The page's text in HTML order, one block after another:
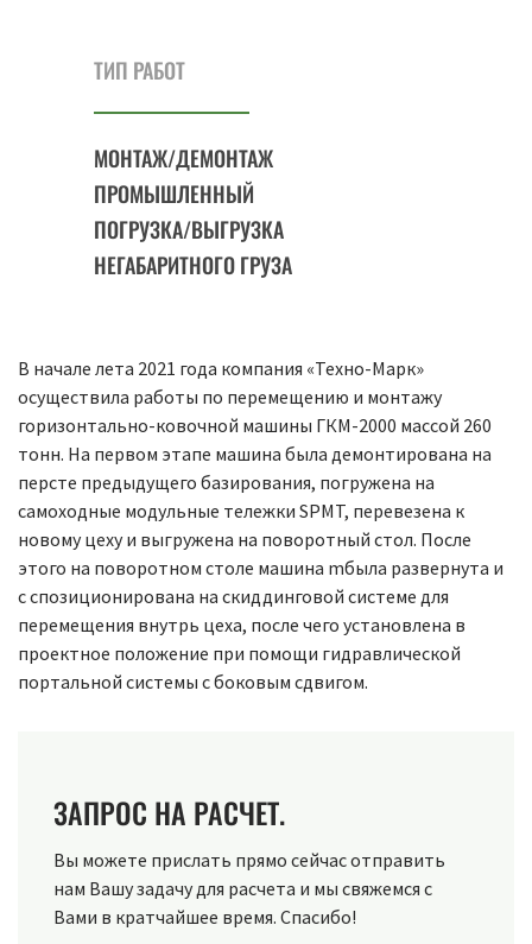
ТИП РАБОТ
МОНТАЖ/ДЕМОНТАЖ
ПРОМЫШЛЕННЫЙ
ПОГРУЗКА/ВЫГРУЗКА
НЕГАБАРИТНОГО ГРУЗА
В начале лета 2021 года компания «Техно-Марк»
осуществила работы по перемещению и монтажу
горизонтально-ковочной машины ГКМ-2000 массой 260
тонн. На первом этапе машина была демонтирована на
персте предыдущего базирования, погружена на
самоходные модульные тележки SPMT, перевезена к
новому цеху и выгружена на поворотный стол. После
этого на поворотном столе машина mбыла развернута и
с спозиционирована на скиддинговой системе для
перемещения внутрь цеха, после чего установлена в
проектное положение при помощи гидравлической
портальной системы с боковым сдвигом.
ЗАПРОС НА РАСЧЕТ.
Вы можете прислать прямо сейчас отправить
нам Вашу задачу для расчета и мы свяжемся с
Вами в кратчайшее время. Спасибо!